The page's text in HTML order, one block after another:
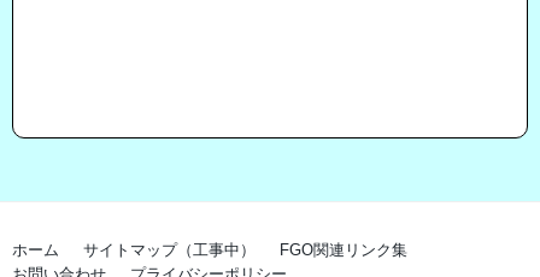
ホーム サイトマップ（工事中）
FGO関連リンク集